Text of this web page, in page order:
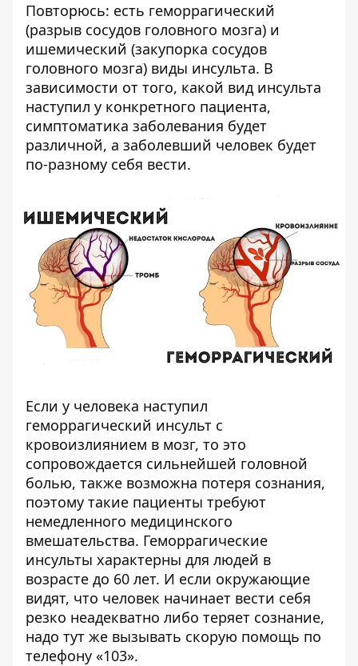
Повторюсь: есть геморрагический
(разрыв сосудов головного мозга) и
ишемический (закупорка сосудов
головного мозга) виды инсульта. В
зависимости от того, какой вид инсульта
наступил у конкретного пациента,
симптоматика заболевания будет
различной, а заболевший человек будет
по-разному себя вести.
Если у человека наступил
геморрагический инсульт с
кровоизлиянием в мозг, то это
сопровождается сильнейшей головной
болью, также возможна потеря сознания,
поэтому такие пациенты требуют
немедленного медицинского
вмешательства. Геморрагические
инсульты характерны для людей в
возрасте до 60 лет. И если окружающие
видят, что человек начинает вести себя
резко неадекватно либо теряет сознание,
надо тут же вызывать скорую помощь по
телефону «103».